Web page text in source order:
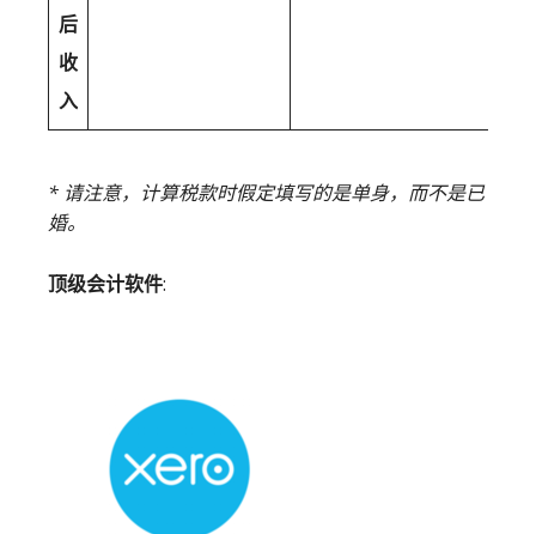
后
收
入
* 请注意，计算税款时假定填写的是单身，而不是已
婚。
顶级会计软件: